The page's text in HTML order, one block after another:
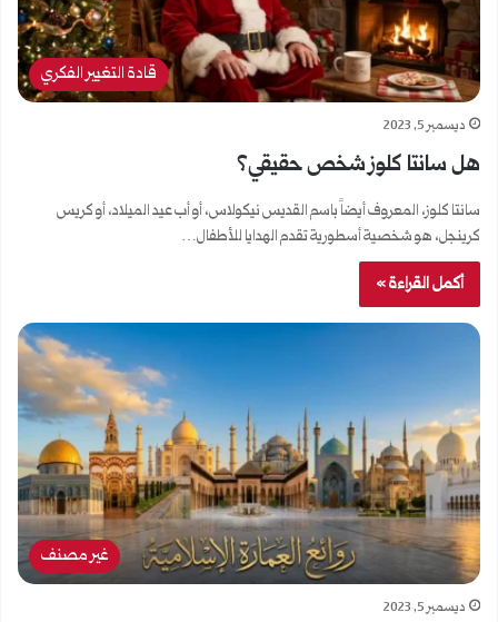
قادة التغيير الفكري
ديسمبر 5, 2023
هل سانتا كلوز شخص حقيقي؟
سانتا كلوز، المعروف أيضاً باسم القديس نيكولاس، أو أب عيد الميلاد، أو كريس
كرينجل، هو شخصية أسطورية تقدم الهدايا للأطفال…
أكمل القراءة »
غير مصنف
ديسمبر 5, 2023